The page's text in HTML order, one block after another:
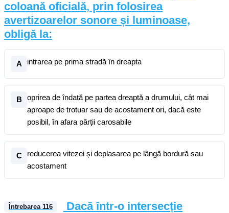
coloană oficială, prin folosirea
avertizoarelor sonore și luminoase,
obligă la:
A intrarea pe prima stradă în dreapta
B
oprirea de îndată pe partea dreaptă a drumului, cât mai
aproape de trotuar sau de acostament ori, dacă este
posibil, în afara părții carosabile
C
reducerea vitezei și deplasarea pe lângă bordură sau
acostament
Întrebarea 116
Dacă într-o intersecție